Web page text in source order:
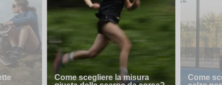
Come scegliere la misura
Come